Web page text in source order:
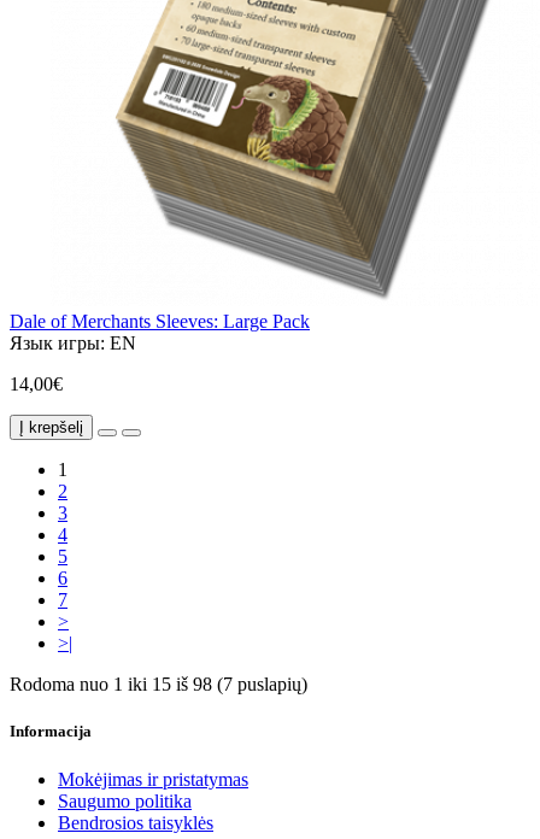
Dale of Merchants Sleeves: Large Pack
Язык игры: EN
14,00€
Į krepšelį
1
2
3
4
5
6
7
>
>|
Rodoma nuo 1 iki 15 iš 98 (7 puslapių)
Informacija
Mokėjimas ir pristatymas
Saugumo politika
Bendrosios taisyklės